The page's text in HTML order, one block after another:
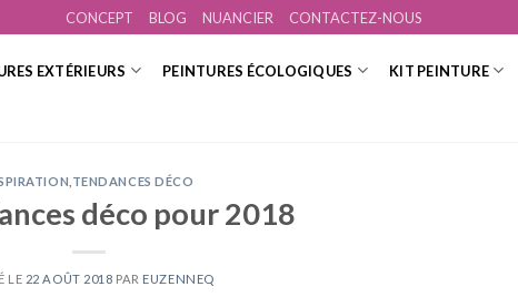
CONCEPT BLOG NUANCIER CONTACTEZ-NOUS
EXTÉRIEURS PEINTURES ÉCOLOGIQUES
KIT PEINTURE
TENDANCES DÉCO
déco pour 2018
LE 22 AOÛT 2018 PAR EUZENNEQ